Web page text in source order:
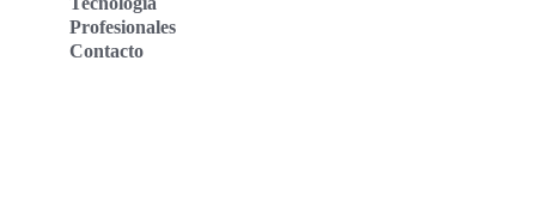
Profesionales
Contacto